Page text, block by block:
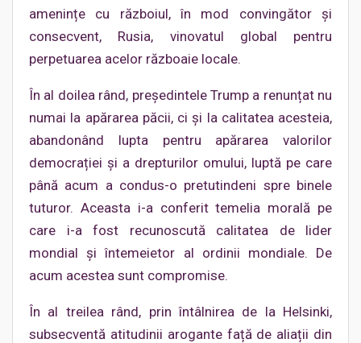
amenințe cu războiul, în mod convingător și
consecvent, Rusia, vinovatul global pentru
perpetuarea acelor războaie locale.
În al doilea rând, președintele Trump a renunțat nu
numai la apărarea păcii, ci și la calitatea acesteia,
abandonând lupta pentru apărarea valorilor
democrației și a drepturilor omului, luptă pe care
până acum a condus-o pretutindeni spre binele
tuturor. Aceasta i-a conferit temelia morală pe
care i-a fost recunoscută calitatea de lider
mondial și întemeietor al ordinii mondiale. De
acum acestea sunt compromise.
În al treilea rând, prin întâlnirea de la Helsinki,
subsecventă atitudinii arogante față de aliații din